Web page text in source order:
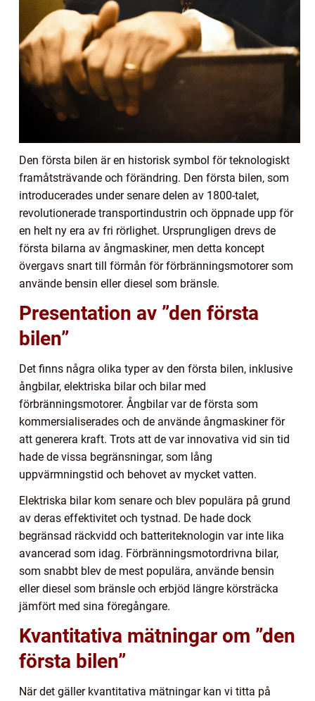
Den första bilen är en historisk symbol för teknologiskt
framåtsträvande och förändring. Den första bilen, som
introducerades under senare delen av 1800-talet,
revolutionerade transportindustrin och öppnade upp för
en helt ny era av fri rörlighet. Ursprungligen drevs de
första bilarna av ångmaskiner, men detta koncept
övergavs snart till förmån för förbränningsmotorer som
använde bensin eller diesel som bränsle.
Presentation av ”den första
bilen”
Det finns några olika typer av den första bilen, inklusive
ångbilar, elektriska bilar och bilar med
förbränningsmotorer. Ångbilar var de första som
kommersialiserades och de använde ångmaskiner för
att generera kraft. Trots att de var innovativa vid sin tid
hade de vissa begränsningar, som lång
uppvärmningstid och behovet av mycket vatten.
Elektriska bilar kom senare och blev populära på grund
av deras effektivitet och tystnad. De hade dock
begränsad räckvidd och batteriteknologin var inte lika
avancerad som idag. Förbränningsmotordrivna bilar,
som snabbt blev de mest populära, använde bensin
eller diesel som bränsle och erbjöd längre körsträcka
jämfört med sina föregångare.
Kvantitativa mätningar om ”den
första bilen”
När det gäller kvantitativa mätningar kan vi titta på